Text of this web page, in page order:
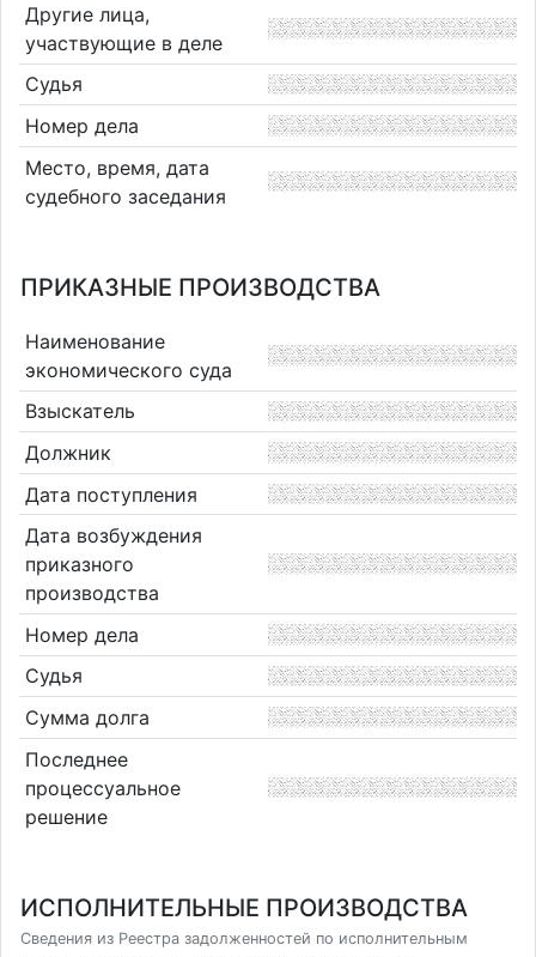
Другие лица,
участвующие в деле
Судья
Номер дела
Место, время, дата
судебного заседания
ПРИКАЗНЫЕ ПРОИЗВОДСТВА
Наименование
экономического суда
Взыскатель
Должник
Дата поступления
Дата возбуждения
приказного
производства
Номер дела
Судья
Сумма долга
Последнее
процессуальное
решение
ИСПОЛНИТЕЛЬНЫЕ ПРОИЗВОДСТВА
Сведения из Реестра задолженностей по исполнительным